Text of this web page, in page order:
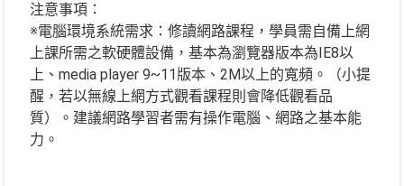
注意事項：
※電腦環境系統需求：修讀網路課程，學員需自備上網
上課所需之軟硬體設備，基本為瀏覽器版本為IE8以
上、media player 9~11版本、2M以上的寬頻。（小提
醒，若以無線上網方式觀看課程則會降低觀看品
質）。建議網路學習者需有操作電腦、網路之基本能
力。